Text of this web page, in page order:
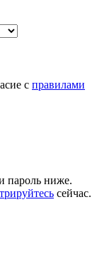
с правилами
пароль ниже.
сейчас.